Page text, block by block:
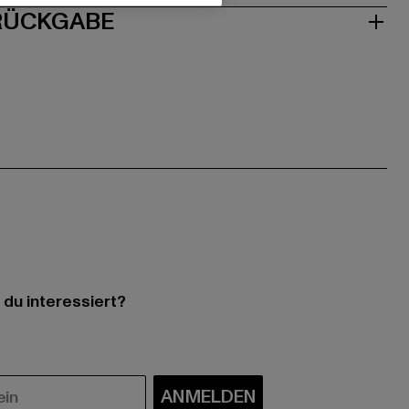
interessiert?
ANMELDEN